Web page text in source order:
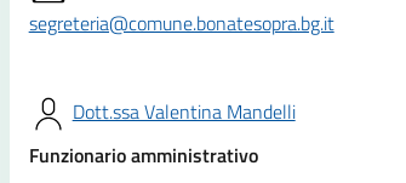
segreteria@comune.bonatesopra.bg.it
Dott.ssa Valentina Mandelli
Funzionario amministrativo